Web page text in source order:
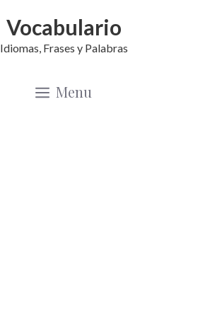
Vocabulario
Idiomas, Frases y Palabras
Menu